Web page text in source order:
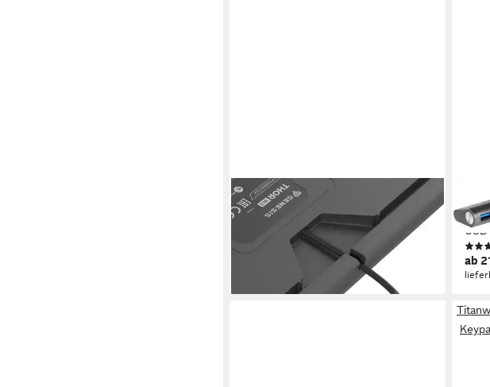
NATEC
PC-Tastatur
ab 94,99 €
lieferbar - in 3-4 Werktagen bei dir
ab